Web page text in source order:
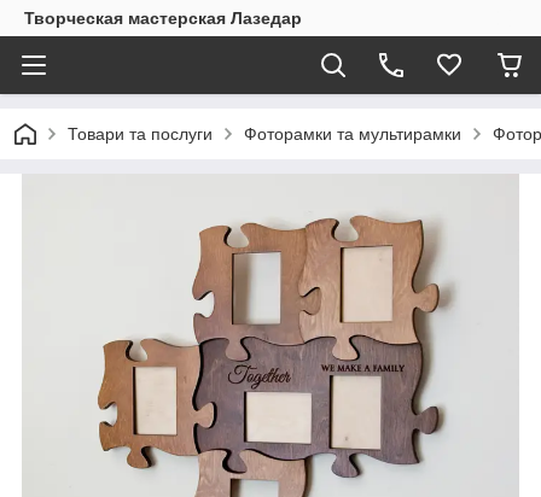
Творческая мастерская Лазедар
Товари та послуги Фоторамки та мультирамки